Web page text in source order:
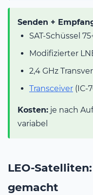
Senden +
SAT-Schüssel
Modifizierter
2,4 GHz
Transceiver (IC-
Kosten: je nach
variabel
LEO-
gemacht